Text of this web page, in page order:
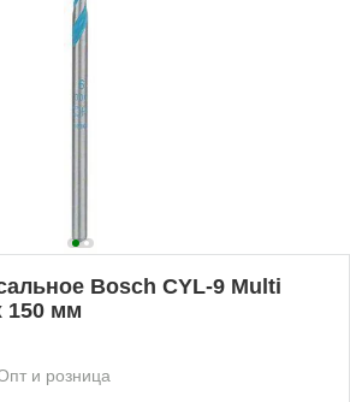
Bosch CYL-9 Multi
150 мм
и розница